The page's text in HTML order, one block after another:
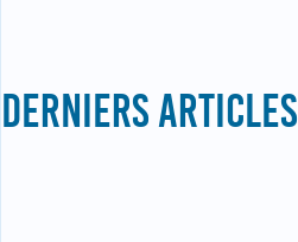
DERNIERS ARTICLES